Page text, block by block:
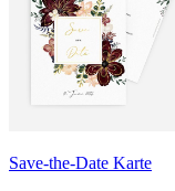
Save-the-Date Karte